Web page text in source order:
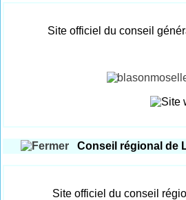
Site officiel du conseil
Conseil régional de
Site officiel du conseil